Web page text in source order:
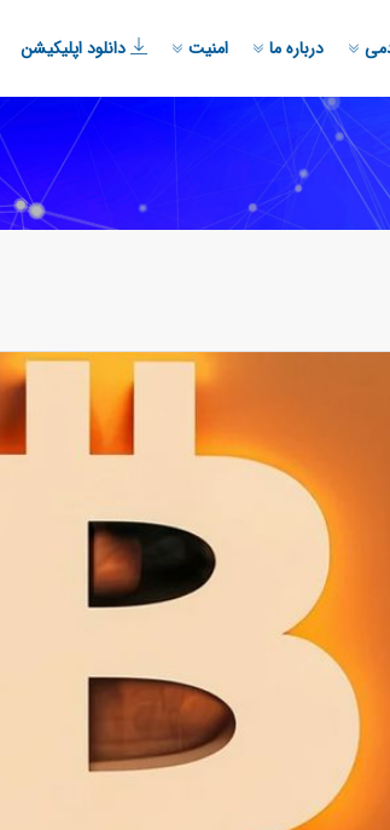
درباره ما امنیت دانلود اپلیکیشن